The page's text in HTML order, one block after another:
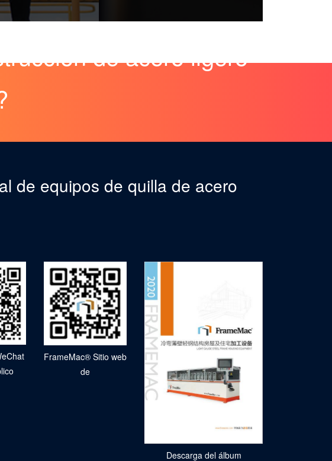
de acero ligero
de equipos de quilla de acero
FrameMac® Sitio web
de
Descarga del álbum